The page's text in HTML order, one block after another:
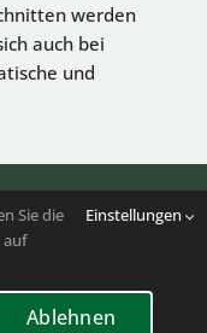
werden
auch bei
und
der
| Alle Rechte
Sie die
auf
Einstellungen
Ablehnen